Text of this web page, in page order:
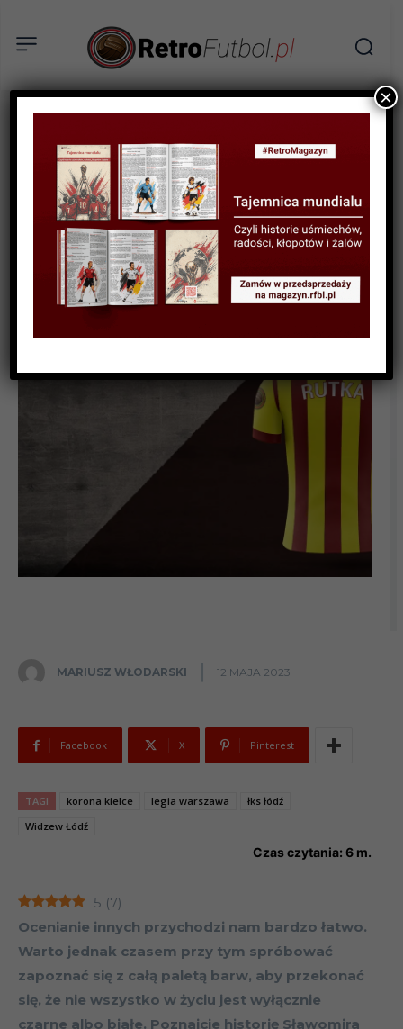
BIOGRAFIE PIŁKARZY
Sławomir Rutka – Trudna
historia legendy Korony
Kielce
MARIUSZ WŁODARSKI 12 MAJA 2023
Facebook X Pinterest
TAGI korona kielce legia warszawa
łks łódź
Widzew Łódź
Czas czytania: 6 m.
5 (7)
Ocenianie innych przychodzi nam bardzo łatwo.
Warto jednak czasem przy tym spróbować
zapoznać się z całą paletą barw, aby przekonać
się, że nie wszystko w życiu jest wyłącznie
czarne albo białe. Poznajcie historię Sławomira
×